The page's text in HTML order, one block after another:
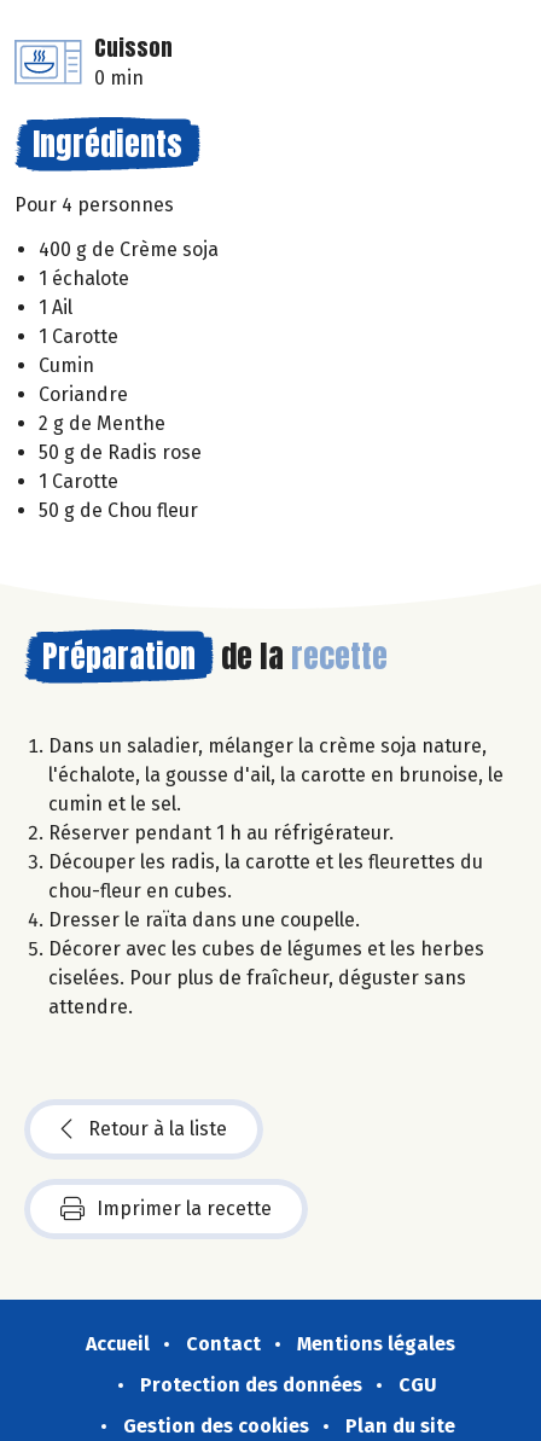
Cuisson
0 min
Ingrédients
Pour 4 personnes
400 g de Crème soja
1 échalote
1 Ail
1 Carotte
Cumin
Coriandre
2 g de Menthe
50 g de Radis rose
1 Carotte
50 g de Chou fleur
Préparation de la recette
Dans un saladier, mélanger la crème soja nature,
l'échalote, la gousse d'ail, la carotte en brunoise, le
cumin et le sel.
Réserver pendant 1 h au réfrigérateur.
Découper les radis, la carotte et les fleurettes du
chou-fleur en cubes.
Dresser le raïta dans une coupelle.
Décorer avec les cubes de légumes et les herbes
ciselées. Pour plus de fraîcheur, déguster sans
attendre.
Retour à la liste
Imprimer la recette
Accueil Contact
Mentions légales
Protection des données
CGU
Gestion des cookies
Plan du site